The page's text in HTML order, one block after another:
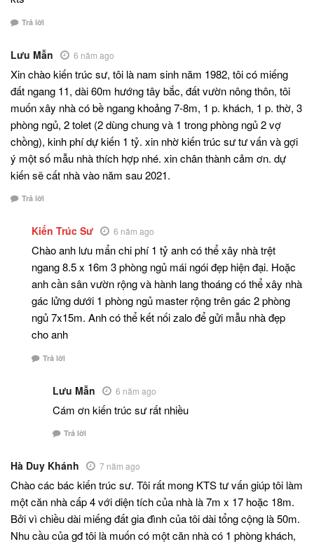
Trả lời
Lưu Mẫn 6 năm ago
Xin chào kiến trúc sư, tôi là nam sinh năm 1982, tôi có miếng
đất ngang 11, dài 60m hướng tây bắc, đất vườn nông thôn, tôi
muốn xây nhà có bề ngang khoảng 7-8m, 1 p. khách, 1 p. thờ, 3
phòng ngủ, 2 tolet (2 dùng chung và 1 trong phòng ngủ 2 vợ
chồng), kinh phí dự kiến 1 tỷ. xin nhờ kiến trúc sư tư vấn và gợi
ý một số mẫu nhà thích hợp nhé. xin chân thành cảm ơn. dự
kiến sẽ cất nhà vào năm sau 2021.
Trả lời
Kiến Trúc Sư 6 năm ago
Chào anh lưu mẩn chi phí 1 tỷ anh có thể xây nhà trệt
ngang 8.5 x 16m 3 phòng ngủ mái ngói đẹp hiện đại. Hoặc
anh cần sân vườn rộng và hành lang thoáng có thể xây nhà
gác lửng dưới 1 phòng ngủ master rộng trên gác 2 phòng
ngủ 7x15m. Anh có thể kết nối zalo để gửi mẫu nhà đẹp
cho anh
Trả lời
Lưu Mẫn 6 năm ago
Cám ơn kiến trúc sư rất nhiều
Trả lời
Hà Duy Khánh 7 năm ago
Chào các bác kiến trúc sư. Tôi rất mong KTS tư vấn giúp tôi làm
một căn nhà cấp 4 với diện tích của nhà là 7m x 17 hoặc 18m.
Bởi vì chiều dài miếng đất gia đình của tôi dài tổng cộng là 50m.
Nhu cầu của gđ tôi là muốn có một căn nhà có 1 phòng khách,